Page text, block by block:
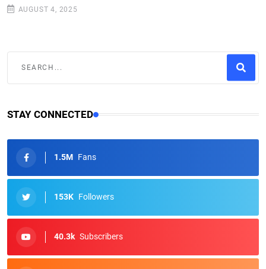
AUGUST 4, 2025
STAY CONNECTED
1.5M Fans
153K Followers
40.3k Subscribers